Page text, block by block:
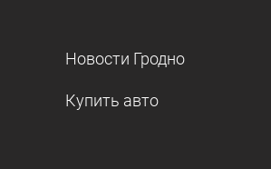
Новости Гродно
Купить авто